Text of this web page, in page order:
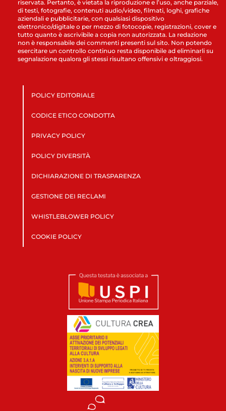
riservata. Pertanto, è vietata la riproduzione e l’uso, anche parziale,
di testi, fotografie, contenuti audio/video, filmati, loghi, grafiche
aziendali e pubblicitarie, con qualsiasi dispositivo
elettronico/digitale o per mezzo di fotocopie, registrazioni, cover e
tutto quanto è ascrivibile a copia non autorizzata. La redazione
non è responsabile dei commenti presenti sul sito. Non potendo
esercitare un controllo continuo resta disponibile ad eliminarli su
segnalazione qualora gli stessi risultano offensivi e oltraggiosi.
POLICY EDITORIALE
CODICE ETICO CONDOTTA
PRIVACY POLICY
POLICY DIVERSITÀ
DICHIARAZIONE DI TRASPARENZA
GESTIONE DEI RECLAMI
WHISTLEBLOWER POLICY
COOKIE POLICY